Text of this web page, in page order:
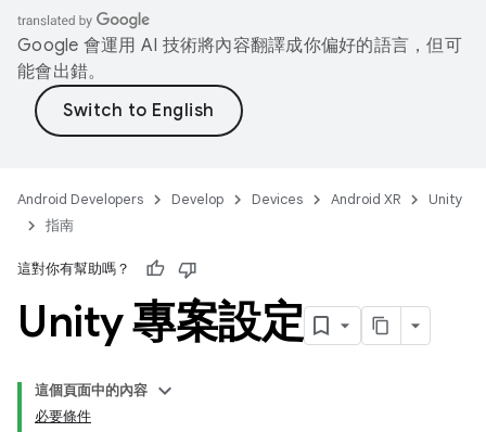
Google 會運用 AI 技術將內容翻譯成你偏好的語言，但可
能會出錯。
Android Developers Develop Devices Android XR
Unity
指南
這對你有幫助嗎？
Unity 專案設定
這個頁面中的內容
必要條件